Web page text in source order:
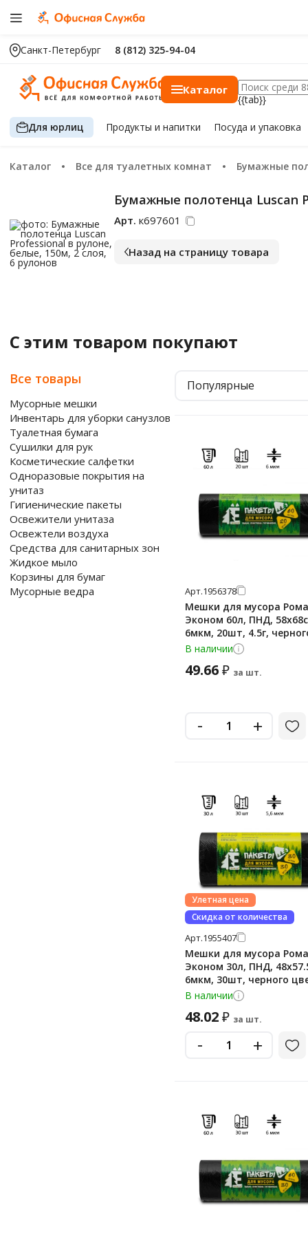
Санкт-Петербург 8 (812) 325-94-04
Каталог
{{tab}}
Для юрлиц Продуктыи напитки Посуда и упаковка
Каталог Все для туалетных комнат Бумажные
Бумажные полотенца Luscan
Арт. к697601
Назад на страницу товара
С этим товаром покупают
Все товары
Мусорные мешки
Инвентарь для уборки санузлов
Туалетная бумага
Сушилки для рук
Косметические салфетки
Одноразовые покрытия на
унитаз
Гигиенические пакеты
Освежители унитаза
Освежтели воздуха
Средства для санитарных зон
Жидкое мыло
Корзины для бумаг
Мусорные ведра
Популярные
Арт.1956378
Мешки для мусора
Эконом 60л, ПНД,
6мкм, 20шт, 4.5г,
цвета, в рулоне
В наличии
49.66₽ за шт.
- +
Улетная цена
Скидка от количества
Арт.1955407
Мешки для мусора
Эконом 30л, ПНД,
6мкм, 30шт, черного
рулоне
В наличии
48.02₽ за шт.
- +